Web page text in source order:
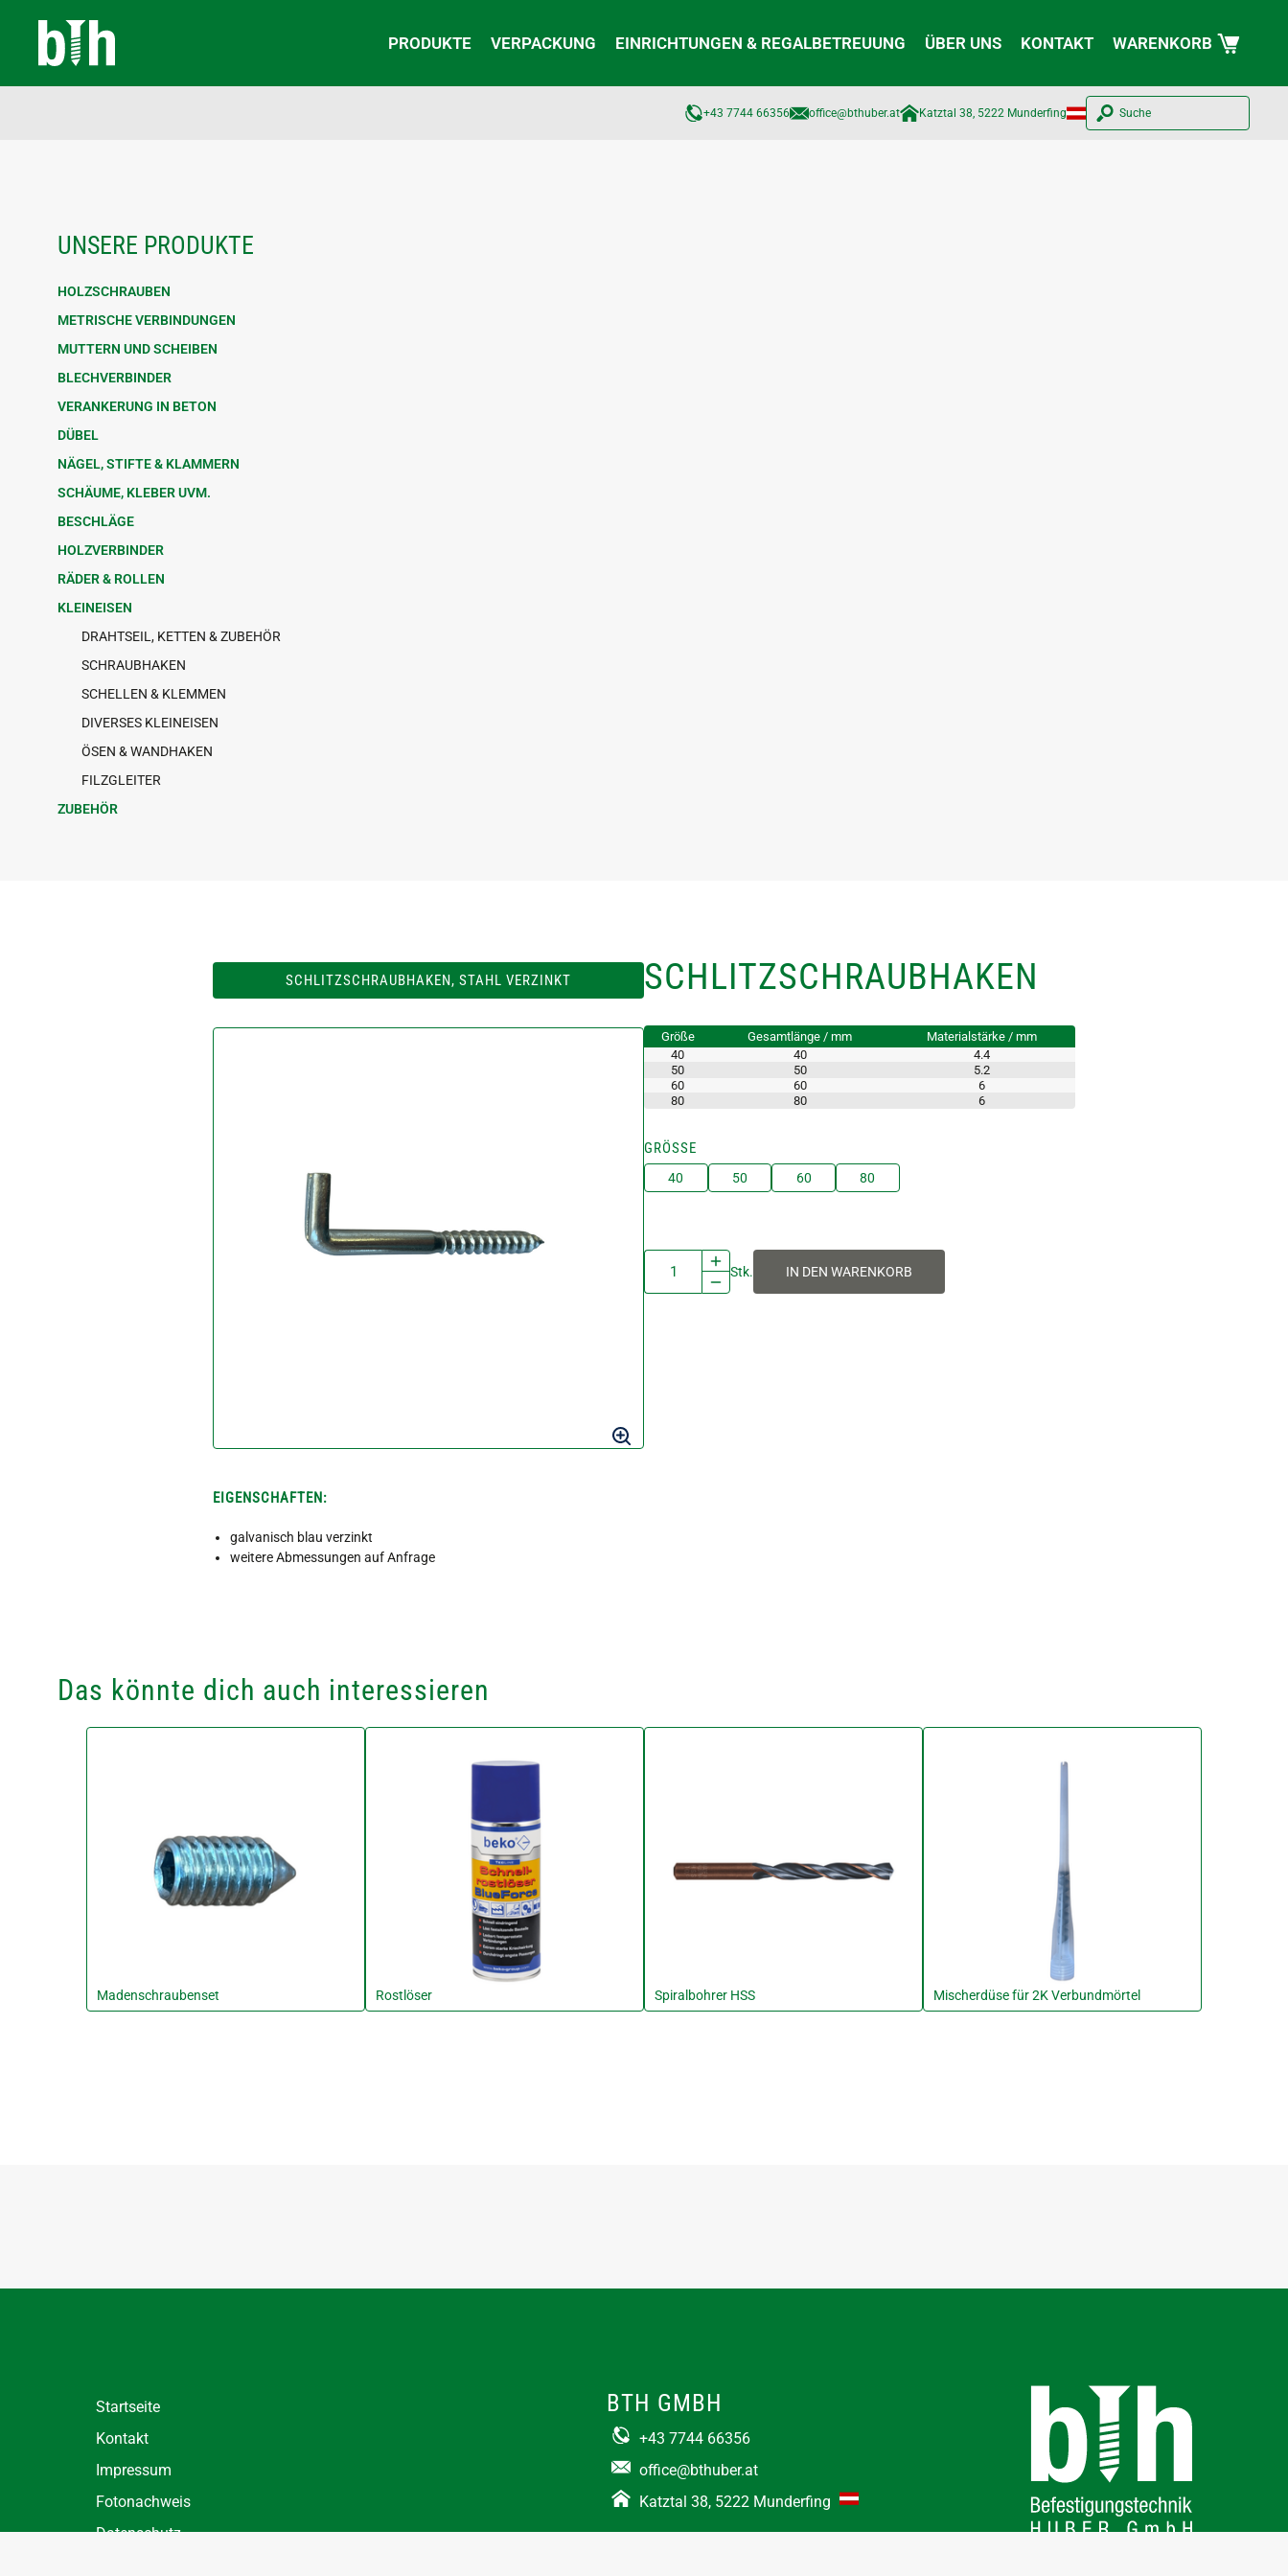
PRODUKTE VERPACKUNG EINRICHTUNGEN & REGALBETREUUNG ÜBER UNS KONTAKT WARENKORB
+43 7744 66356 office@bthuber.at​ Katztal 38, 5222 Munderfing Suche
UNSERE PRODUKTE
HOLZSCHRAUBEN
METRISCHE VERBINDUNGEN
MUTTERN UND SCHEIBEN
BLECHVERBINDER
VERANKERUNG IN BETON
DÜBEL
NÄGEL, STIFTE & KLAMMERN
SCHÄUME, KLEBER UVM.
BESCHLÄGE
HOLZVERBINDER
RÄDER & ROLLEN
KLEINEISEN
DRAHTSEIL, KETTEN & ZUBEHÖR
SCHRAUBHAKEN
SCHELLEN & KLEMMEN
DIVERSES KLEINEISEN
ÖSEN & WANDHAKEN
FILZGLEITER
ZUBEHÖR
SCHLITZSCHRAUBHAKEN, STAHL VERZINKT
EIGENSCHAFTEN:
galvanisch blau verzinkt
weitere Abmessungen auf Anfrage
SCHLITZSCHRAUBHAKEN
Größe Gesamtlänge / mm
Materialstärke / mm
40
40
4.4
50
50
5.2
60
60
6
80
80 6
GRÖSSE
40 50 60 80
Stk. IN DEN WARENKORB
Das könnte dich auch interessieren
Madenschraubenset Rostlöser Spiralbohrer HSS Mischerdüse für 2K Verbundmörtel
Startseite
Kontakt
Impressum
Fotonachweis
Datenschutz
BTH GMBH
+43 7744 66356
office@bthuber.at​
Katztal 38, 5222 Munderfing